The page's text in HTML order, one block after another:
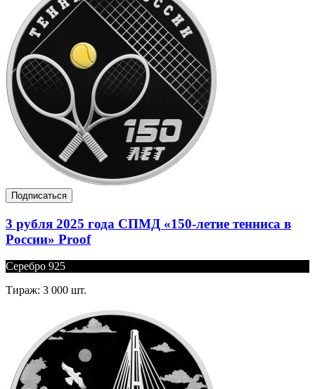
Подписаться
3 рубля 2025 года СПМД «150-летие тенниса в
России» Proof
Серебро 925
Тираж: 3 000 шт.